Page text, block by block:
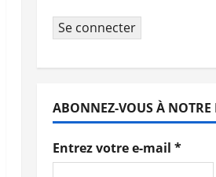
Se connecter
ABONNEZ-VOUS À NOTRE
Entrez votre e-mail *